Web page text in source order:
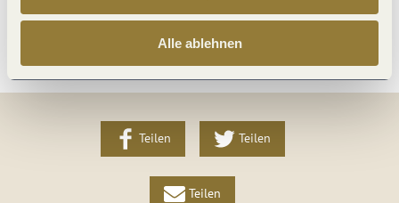
Alle ablehnen
Weitere Infos
Teilen Teilen
Teilen